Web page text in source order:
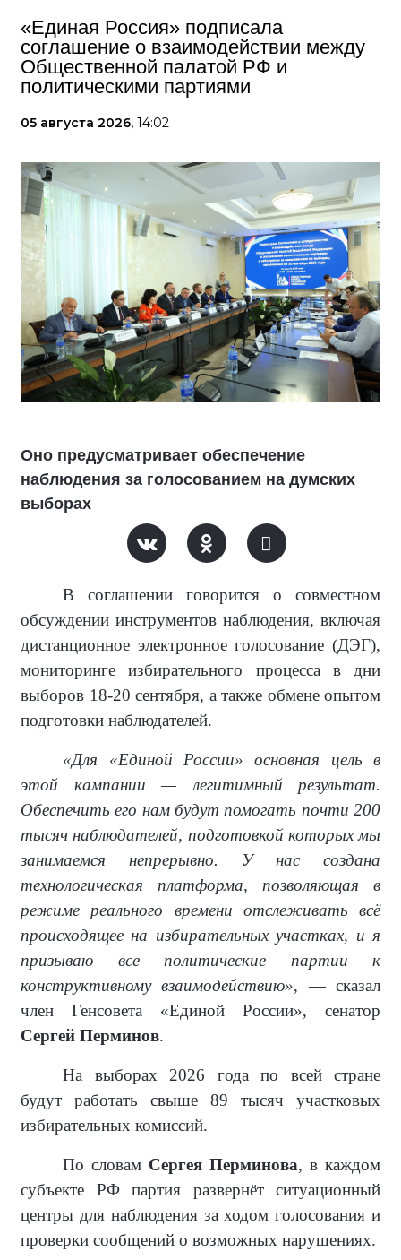
«Единая Россия» подписала
соглашение о взаимодействии между
Общественной палатой РФ и
политическими партиями
05 августа 2026, 14:02
Оно предусматривает обеспечение
наблюдения за голосованием на думских
выборах
В соглашении говорится о совместном
обсуждении инструментов наблюдения, включая
дистанционное электронное голосование (ДЭГ),
мониторинге избирательного процесса в дни
выборов 18-20 сентября, а также обмене опытом
подготовки наблюдателей.
«Для «Единой России» основная цель в
этой кампании — легитимный результат.
Обеспечить его нам будут помогать почти 200
тысяч наблюдателей, подготовкой которых мы
занимаемся непрерывно. У нас создана
технологическая платформа, позволяющая в
режиме реального времени отслеживать всё
происходящее на избирательных участках, и я
призываю все политические партии к
конструктивному взаимодействию», — сказал
член Генсовета «Единой России», сенатор
Сергей Перминов.
На выборах 2026 года по всей стране
будут работать свыше 89 тысяч участковых
избирательных комиссий.
По словам Сергея Перминова, в каждом
субъекте РФ партия развернёт ситуационный
центры для наблюдения за ходом голосования и
проверки сообщений о возможных нарушениях.